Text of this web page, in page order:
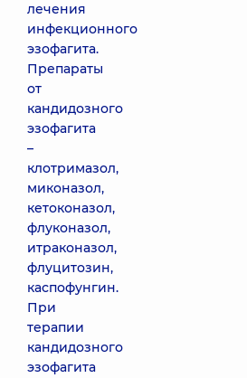
лечения
инфекционного
эзофагита.
Препараты
от
кандидозного
эзофагита
–
клотримазол,
миконазол,
кетоконазол,
флуконазол,
итраконазол,
флуцитозин,
каспофунгин.
При
терапии
кандидозного
эзофагита